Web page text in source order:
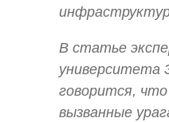
В статье
университета
говорится,
вызванные